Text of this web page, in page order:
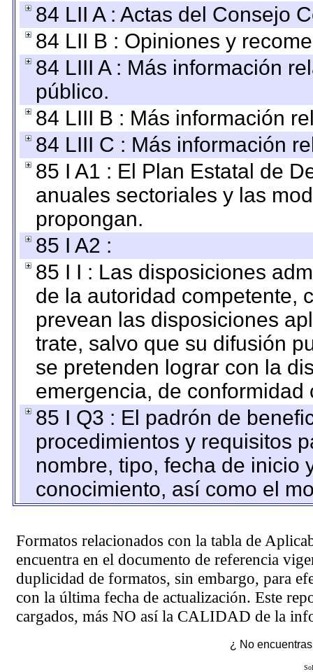
84 LII A : Actas del Consejo
84 LII B : Opiniones y
84 LIII A : Más información
público.
84 LIII B : Más información
84 LIII C : Más información
85 I A1 : El Plan Estatal de
anuales sectoriales y las
propongan.
85 I A2 :
85 I I : Las disposiciones
de la autoridad competente,
prevean las disposiciones
trate, salvo que su difusión
se pretenden lograr con la
emergencia, de
85 I Q3 : El padrón de
procedimientos y requisitos
nombre, tipo, fecha de inicio
conocimiento, así como el
Formatos relacionados con la tabla de
encuentra en el documento de referencia
duplicidad de formatos, sin embargo, para
con la última fecha de actualización. Este
cargados, más NO así la CALIDAD de la
¿ No